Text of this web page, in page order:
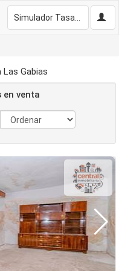
Las Gabias
en venta